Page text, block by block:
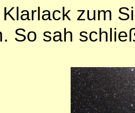
zum
So sah